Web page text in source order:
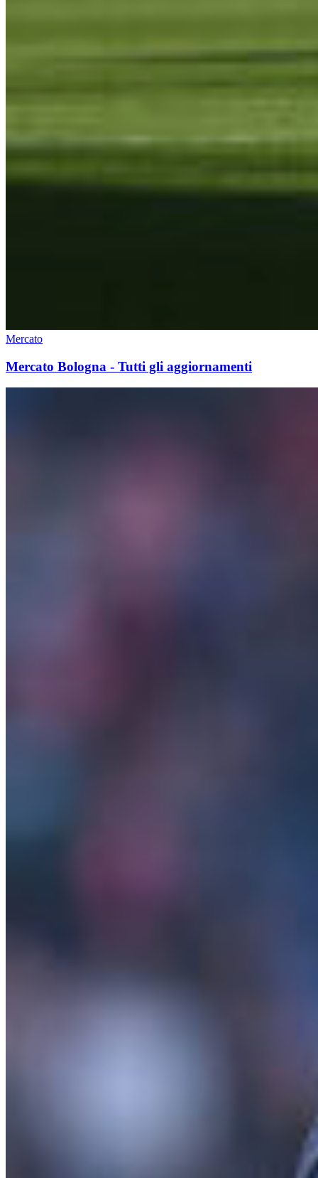
Mercato
Mercato Bologna - Tutti gli aggiornamenti